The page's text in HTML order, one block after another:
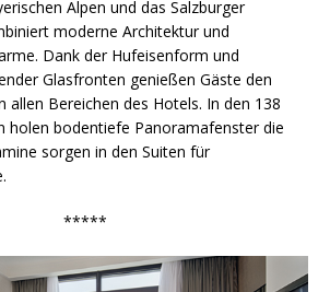
Alpen und das Salzburger
moderne Architektur und
Dank der Hufeisenform und
Glasfronten genießen Gäste den
allen Bereichen des Hotels. In den 138
holen bodentiefe Panoramafenster die
sorgen in den Suiten für
*****